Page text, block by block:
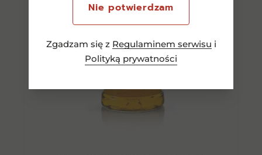
Nie potwierdzam
Zgadzam się z Regulaminem serwisu i
Polityką prywatności